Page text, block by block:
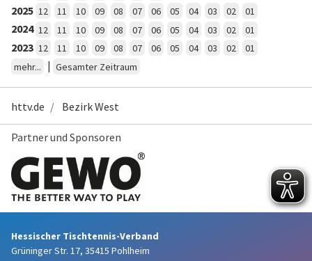
2025 12 11 10 09 08 07 06 05 04 03 02 01
2024 12 11 10 09 08 07 06 05 04 03 02 01
2023 12 11 10 09 08 07 06 05 04 03 02
01
mehr...
| Gesamter Zeitraum
httv.de Bezirk West
Partner und Sponsoren
Hessischer Tischtennis-Verband
Grüninger Str. 17, 35415 Pohlheim